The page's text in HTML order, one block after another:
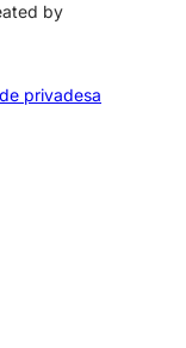
by
privadesa